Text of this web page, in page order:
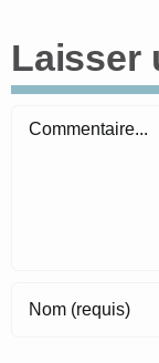
Laisser
Commentaire